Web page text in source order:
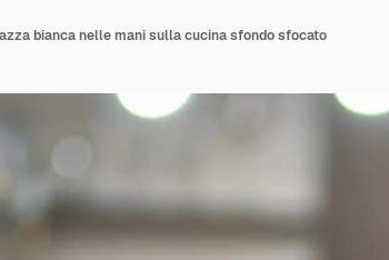
bianca nelle mani sulla cucina sfondo sfocato